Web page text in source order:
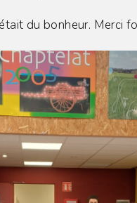
du bonheur. Merci